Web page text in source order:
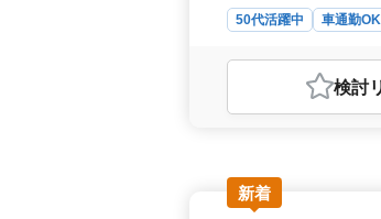
50代活躍中 車通勤OK
おすすめポイント
＜帯広市の会計事務
事務所では、税理士
や税務書類の作成、
＞ 経験豊富な方を
の良さや、年間休日
検討
新着